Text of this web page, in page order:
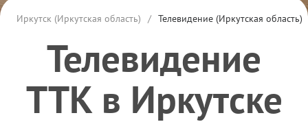
Иркутск (Иркутская область) / Телевидение (Иркутская область)
Телевидение
ТТК в Иркутске